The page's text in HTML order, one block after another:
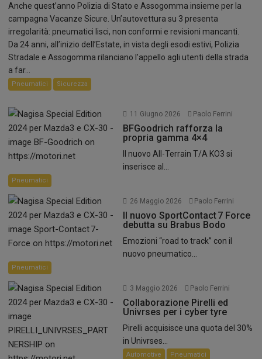
Anche quest’anno Polizia di Stato e Assogomma insieme per la
campagna Vacanze Sicure. Un’autovettura su 3 presenta
irregolarità: pneumatici lisci, non conformi e revisioni mancanti.
Da 24 anni, all’inizio dell’Estate, in vista degli esodi estivi, Polizia
Stradale e Assogomma rilanciano l’appello agli utenti della strada
a far...
Pneumatici Sicurezza
11 Giugno 2026 Paolo Ferrini
BFGoodrich rafforza la
propria gamma 4×4
Il nuovo All-Terrain T/A KO3 si
inserisce al...
Pneumatici
26 Maggio 2026 Paolo Ferrini
Il nuovo SportContact 7 Force
debutta su Brabus Bodo
Emozioni “road to track” con il
nuovo pneumatico...
Pneumatici
3 Maggio 2026 Paolo Ferrini
Collaborazione Pirelli ed
Univrses per i cyber tyre
Pirelli acquisisce una quota del 30%
in Univrses...
Automotive Pneumatici